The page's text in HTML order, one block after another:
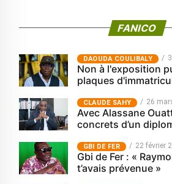
FANICO
‎DAOUDA COULIBALY
Non à l'exposition
plaques
CLAUDE SAHY 26
Avec Alassane
concrets d’un
GBI DE FER 22 février
Gbi de Fer : «
t’avais prévenue »